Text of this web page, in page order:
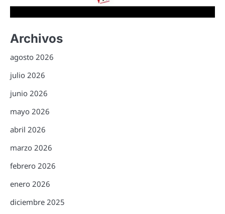
Archivos
agosto 2026
julio 2026
junio 2026
mayo 2026
abril 2026
marzo 2026
febrero 2026
enero 2026
diciembre 2025